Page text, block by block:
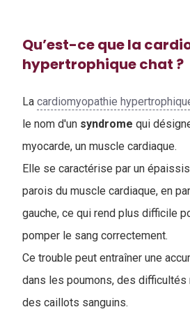
Qu’est-ce que la
hypertrophique chat ?
La cardiomyopathie
le nom d'un syndrome qui
myocarde, un muscle cardiaque.
Elle se caractérise par un
parois du muscle cardiaque, en
gauche, ce qui rend plus difficile
pomper le sang correctement.
Ce trouble peut entraîner une
dans les poumons, des
des caillots sanguins.